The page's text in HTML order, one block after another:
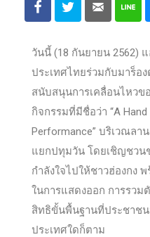
วันนี้ (18 กันยายน 2562)
ประเทศไทยร่วมกับมาร็อ
สนับสนุนการเคลื่อนไหวข
กิจกรรมที่มีชื่อว่า “A Hand
Performance” บริเวณล
แยกปทุมวัน โดยเชิญชวน
กำลังใจไปให้ชาวฮ่องกง
ในการแสดงออก การรวม
สิทธิขั้นพื้นฐานที่ประชาช
ประเทศใดก็ตาม